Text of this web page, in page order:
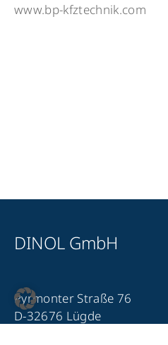
www.bp-kfztechnik.com
DINOL GmbH
Pyrmonter Straße 76
D-32676 Lügde